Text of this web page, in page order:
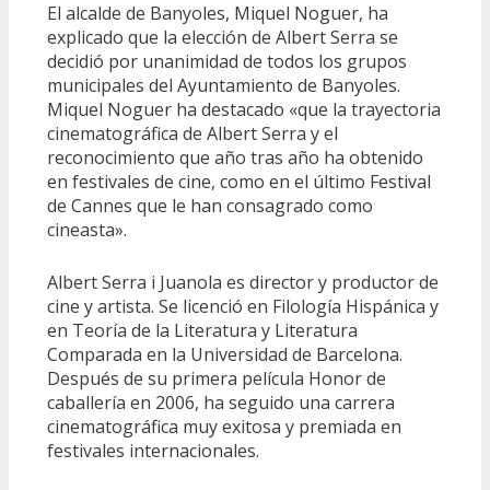
El alcalde de Banyoles, Miquel Noguer, ha
explicado que la elección de Albert Serra se
decidió por unanimidad de todos los grupos
municipales del Ayuntamiento de Banyoles.
Miquel Noguer ha destacado «que la trayectoria
cinematográfica de Albert Serra y el
reconocimiento que año tras año ha obtenido
en festivales de cine, como en el último Festival
de Cannes que le han consagrado como
cineasta».
Albert Serra i Juanola es director y productor de
cine y artista. Se licenció en Filología Hispánica y
en Teoría de la Literatura y Literatura
Comparada en la Universidad de Barcelona.
Después de su primera película Honor de
caballería en 2006, ha seguido una carrera
cinematográfica muy exitosa y premiada en
festivales internacionales.